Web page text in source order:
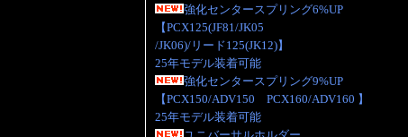
強化センタースプリング6%UP
【PCX125(JF81/JK05
/JK06)/リード125(JK12)】
25年モデル装着可能
強化センタースプリング9%UP
【PCX150/ADV150 PCX160/ADV160 】
25年モデル装着可能